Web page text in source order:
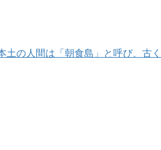
の人間は「朝食島」と呼び、古